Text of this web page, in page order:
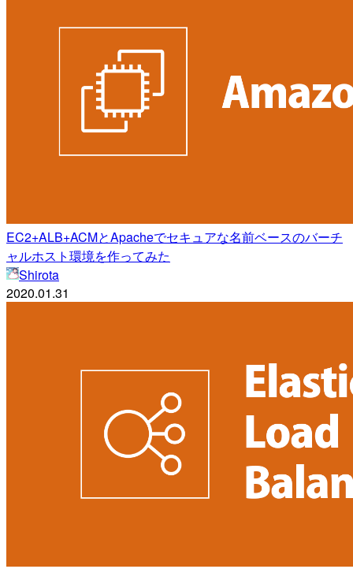
EC2+ALB+ACMとApacheでセキュアな名前ベースのバーチ
ャルホスト環境を作ってみた
Shirota
2020.01.31